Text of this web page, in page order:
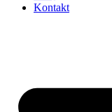
Kontakt